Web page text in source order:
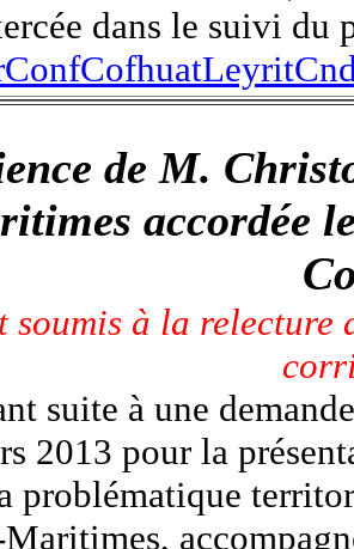
dans le suivi du
de M.
accordée
soumis à la relecture
suite à une
2013 pour la
problématique